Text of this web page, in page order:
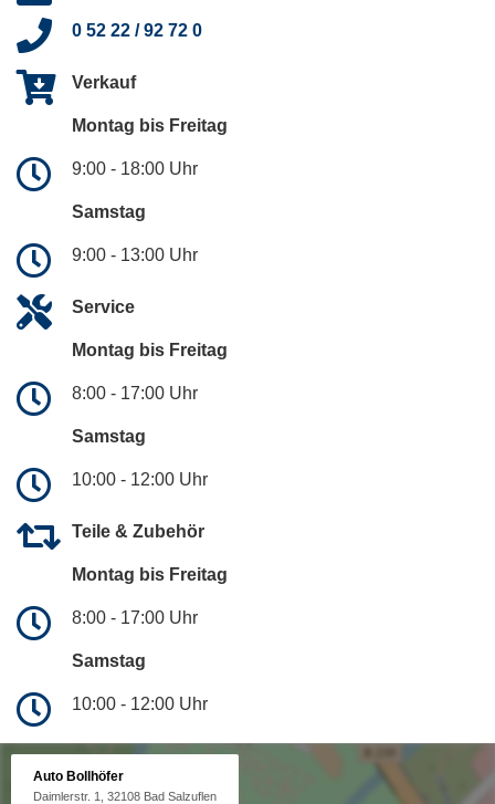
0 52 22 / 92 72 0
Verkauf
Montag bis Freitag
9:00 - 18:00 Uhr
Samstag
9:00 - 13:00 Uhr
Service
Montag bis Freitag
8:00 - 17:00 Uhr
Samstag
10:00 - 12:00 Uhr
Teile & Zubehör
Montag bis Freitag
8:00 - 17:00 Uhr
Samstag
10:00 - 12:00 Uhr
Auto Bollhöfer
Daimlerstr. 1, 32108 Bad Salzuflen